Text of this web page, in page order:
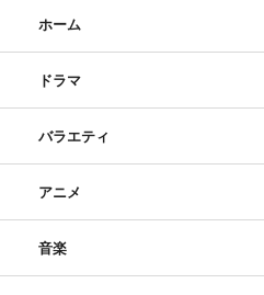
ホーム
ドラマ
バラエティ
アニメ
音楽